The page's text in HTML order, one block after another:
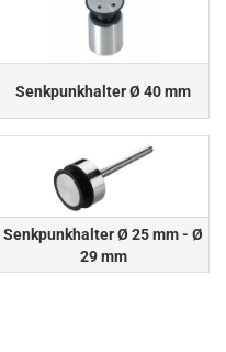
Senkpunkhalter Ø 40 mm
Senkpunkhalter Ø 25 mm - Ø
29 mm